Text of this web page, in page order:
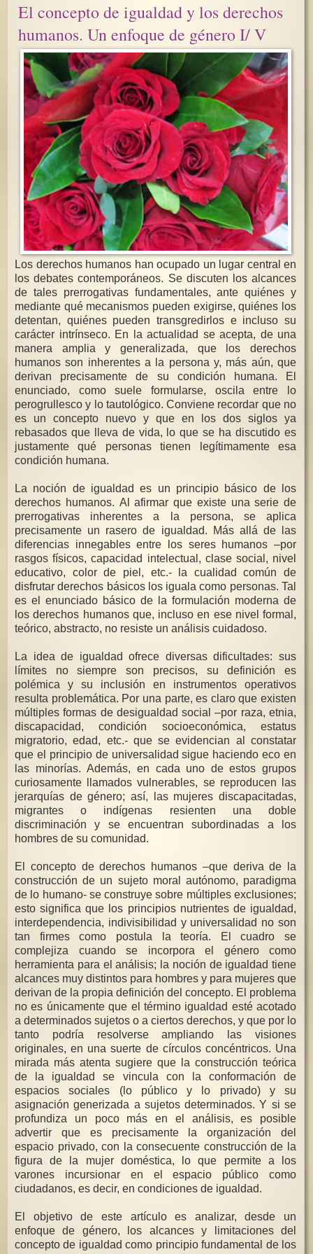
El concepto de igualdad y los derechos
humanos. Un enfoque de género I/ V
Los derechos humanos han ocupado un lugar central en
los debates contemporáneos. Se discuten los alcances
de tales prerrogativas fundamentales, ante quiénes y
mediante qué mecanismos pueden exigirse, quiénes los
detentan, quiénes pueden transgredirlos e incluso su
carácter intrínseco. En la actualidad se acepta, de una
manera amplia y generalizada, que los derechos
humanos son inherentes a la persona y, más aún, que
derivan precisamente de su condición humana. El
enunciado, como suele formularse, oscila entre lo
perogrullesco y lo tautológico. Conviene recordar que no
es un concepto nuevo y que en los dos siglos ya
rebasados que lleva de vida, lo que se ha discutido es
justamente qué personas tienen legítimamente esa
condición humana.
La noción de igualdad es un principio básico de los
derechos humanos. Al afirmar que existe una serie de
prerrogativas inherentes a la persona, se aplica
precisamente un rasero de igualdad. Más allá de las
diferencias innegables entre los seres humanos –por
rasgos físicos, capacidad intelectual, clase social, nivel
educativo, color de piel, etc.- la cualidad común de
disfrutar derechos básicos los iguala como personas. Tal
es el enunciado básico de la formulación moderna de
los derechos humanos que, incluso en ese nivel formal,
teórico, abstracto, no resiste un análisis cuidadoso.
La idea de igualdad ofrece diversas dificultades: sus
límites no siempre son precisos, su definición es
polémica y su inclusión en instrumentos operativos
resulta problemática. Por una parte, es claro que existen
múltiples formas de desigualdad social –por raza, etnia,
discapacidad, condición socioeconómica, estatus
migratorio, edad, etc.- que se evidencian al constatar
que el principio de universalidad sigue haciendo eco en
las minorías. Además, en cada uno de estos grupos
curiosamente llamados vulnerables, se reproducen las
jerarquías de género; así, las mujeres discapacitadas,
migrantes o indígenas resienten una doble
discriminación y se encuentran subordinadas a los
hombres de su comunidad.
El concepto de derechos humanos –que deriva de la
construcción de un sujeto moral autónomo, paradigma
de lo humano- se construye sobre múltiples exclusiones;
esto significa que los principios nutrientes de igualdad,
interdependencia, indivisibilidad y universalidad no son
tan firmes como postula la teoría. El cuadro se
complejiza cuando se incorpora el género como
herramienta para el análisis; la noción de igualdad tiene
alcances muy distintos para hombres y para mujeres que
derivan de la propia definición del concepto. El problema
no es únicamente que el término igualdad esté acotado
a determinados sujetos o a ciertos derechos, y que por lo
tanto podría resolverse ampliando las visiones
originales, en una suerte de círculos concéntricos. Una
mirada más atenta sugiere que la construcción teórica
de la igualdad se vincula con la conformación de
espacios sociales (lo público y lo privado) y su
asignación generizada a sujetos determinados. Y si se
profundiza un poco más en el análisis, es posible
advertir que es precisamente la organización del
espacio privado, con la consecuente construcción de la
figura de la mujer doméstica, lo que permite a los
varones incursionar en el espacio público como
ciudadanos, es decir, en condiciones de igualdad.
El objetivo de este artículo es analizar, desde un
enfoque de género, los alcances y limitaciones del
concepto de igualdad como principio fundamental de los